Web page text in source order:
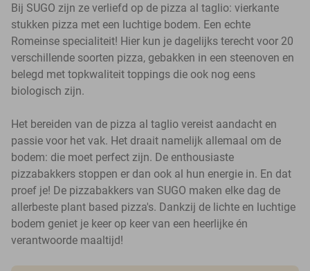
Bij SUGO zijn ze verliefd op de pizza al taglio: vierkante
stukken pizza met een luchtige bodem. Een echte
Romeinse specialiteit! Hier kun je dagelijks terecht voor 20
verschillende soorten pizza, gebakken in een steenoven en
belegd met topkwaliteit toppings die ook nog eens
biologisch zijn.
Het bereiden van de pizza al taglio vereist aandacht en
passie voor het vak. Het draait namelijk allemaal om de
bodem: die moet perfect zijn. De enthousiaste
pizzabakkers stoppen er dan ook al hun energie in. En dat
proef je! De pizzabakkers van SUGO maken elke dag de
allerbeste plant based pizza's. Dankzij de lichte en luchtige
bodem geniet je keer op keer van een heerlijke én
verantwoorde maaltijd!